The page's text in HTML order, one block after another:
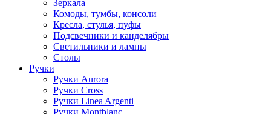
Зеркала
Комоды, тумбы, консоли
Кресла, стулья, пуфы
Подсвечники и канделябры
Светильники и лампы
Столы
Ручки
Ручки Aurora
Ручки Cross
Ручки Linea Argenti
Ручки Montblanc